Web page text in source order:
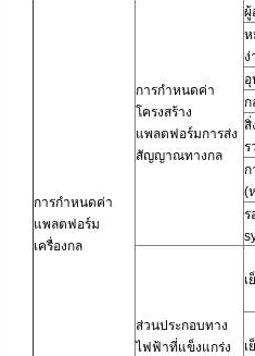
การกำหนดค่า
แพลตฟอร์ม
เครื่องกล
การกำหนดค่า
โครงสร้าง
แพลตฟอร์มการส่ง
สัญญาณทางกล
ผู้
ห
ก
สิ่
ร
ก
(
ร
ส่วนประกอบทาง
ไฟฟ้าที่แข็งแกร่ง
เ
เ